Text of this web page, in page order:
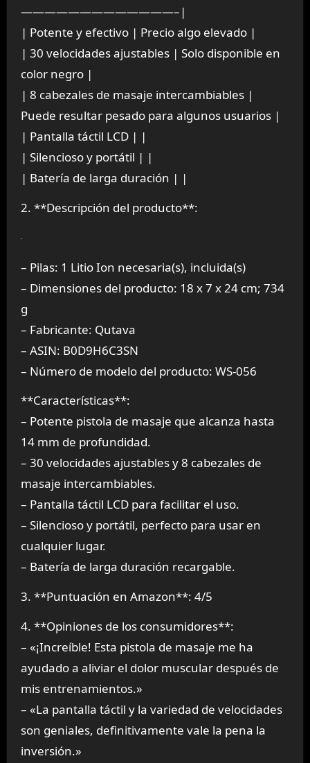
—————————————–|
| Potente y efectivo | Precio algo elevado |
| 30 velocidades ajustables | Solo disponible en
color negro |
| 8 cabezales de masaje intercambiables |
Puede resultar pesado para algunos usuarios |
| Pantalla táctil LCD | |
| Silencioso y portátil | |
| Batería de larga duración | |
2. **Descripción del producto**:
– Pilas: 1 Litio Ion necesaria(s), incluida(s)
– Dimensiones del producto: 18 x 7 x 24 cm; 734
g
– Fabricante: Qutava
– ASIN: B0D9H6C3SN
– Número de modelo del producto: WS-056
**Características**:
– Potente pistola de masaje que alcanza hasta
14 mm de profundidad.
– 30 velocidades ajustables y 8 cabezales de
masaje intercambiables.
– Pantalla táctil LCD para facilitar el uso.
– Silencioso y portátil, perfecto para usar en
cualquier lugar.
– Batería de larga duración recargable.
3. **Puntuación en Amazon**: 4/5
4. **Opiniones de los consumidores**:
– «¡Increíble! Esta pistola de masaje me ha
ayudado a aliviar el dolor muscular después de
mis entrenamientos.»
– «La pantalla táctil y la variedad de velocidades
son geniales, definitivamente vale la pena la
inversión.»